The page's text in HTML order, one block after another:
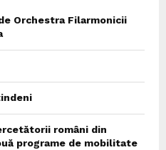
Orchestra Filarmonicii
români din
programe de mobilitate